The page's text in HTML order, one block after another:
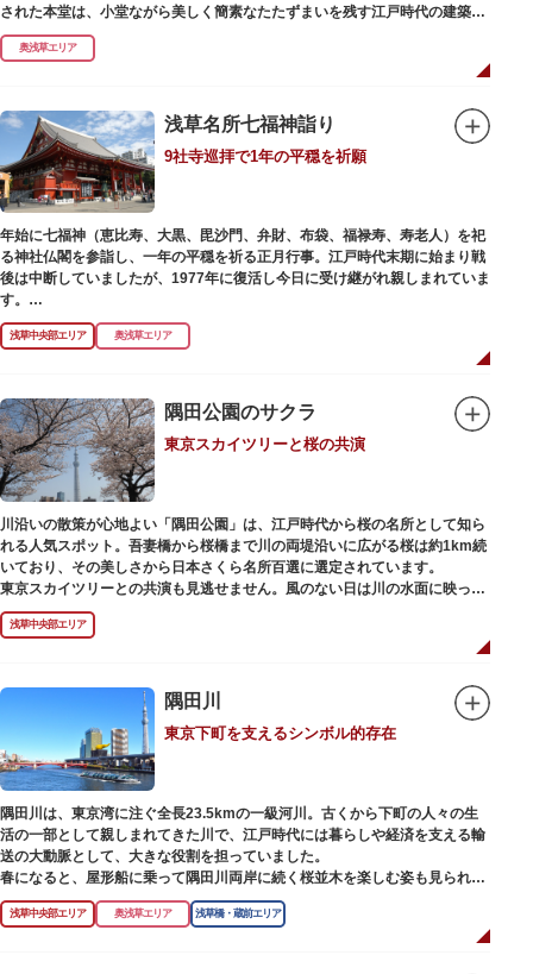
された本堂は、小堂ながら美しく簡素なたたずまいを残す江戸時代の建築様
式です。明治の大火、関東大震災、第二次大戦の戦災でも周辺を災禍から守
ったことから「火伏せの不動尊」とも呼ばれています。
の昔、すぐ近くを流れる隅田川を往来して参拝する人の目印となったのがこ
の銀杏で、今なおそのパワーを授かりに来る人も多いそうです。
また、江戸時代から伝わる布袋尊像が祀られています。その姿は肩に袋がな
くお腹が袋代わりの形をしている珍しいもので、古くから庶民に尊信されて
います。（御開帳期間 1月1日～7日）
奥浅草エリア
浅草名所七福神詣り
9社寺巡拝で1年の平穏を祈願
年始に七福神（恵比寿、大黒、毘沙門、弁財、布袋、福禄寿、寿老人）を祀
る神社仏閣を参詣し、一年の平穏を祈る正月行事。江戸時代末期に始まり戦
後は中断していましたが、1977年に復活し今日に受け継がれ親しまれていま
す。
浅草名所七福神の特徴は福禄寿、寿老人が2社ずつあり、巡る社寺が9ヶ所あ
るところ。九は数の究み、鳩と言う字にも使われていて、鳩は「集まる」と
絵馬をつけ、色紙・福絵に御朱印をいただきながら巡拝しましょう。
江戸文化発祥の地といわれる浅草には、観音様の境内を中心として広く各所
に名所・旧跡があります。七福神をめぐる途中、これらの名跡も訪ねながら
江戸文化の面影を偲んでみてはいかがでしょうか。
御利益にあやかりながらの散策は、福徳と心の安らぎを与えてくれることで
しょう。
浅草中央部エリア 奥浅草エリア
隅田公園のサクラ
東京スカイツリーと桜の共演
川沿いの散策が心地よい「隅田公園」は、江戸時代から桜の名所として知ら
れる人気スポット。吾妻橋から桜橋まで川の両堤沿いに広がる桜は約1km続
いており、その美しさから日本さくら名所百選に選定されています。
東京スカイツリーとの共演も見逃せません。風のない日は川の水面に映った
「逆さスカイツリー」と桜のコラボレーションも楽しめます。シーズン中は
夜桜がライトアップされ、日中とは異なる幻想的な雰囲気に包まれるのも魅
力のひとつ。屋形船や水上バスも運航しているので、いつもと違った目線の
浅草中央部エリア
隅田川
東京下町を支えるシンボル的存在
隅田川は、東京湾に注ぐ全長23.5kmの一級河川。古くから下町の人々の生
活の一部として親しまれてきた川で、江戸時代には暮らしや経済を支える輸
送の大動脈として、大きな役割を担っていました。
春になると、屋形船に乗って隅田川両岸に続く桜並木を楽しむ姿も見られ、
東京スカイツリーとのコラボレーションも、まさに絵になる光景です。ま
た、毎年7月の最終土曜日に開催される「隅田川花火大会」は、東京の夏の
浅草中央部エリア 奥浅草エリア 浅草橋・蔵前エリア